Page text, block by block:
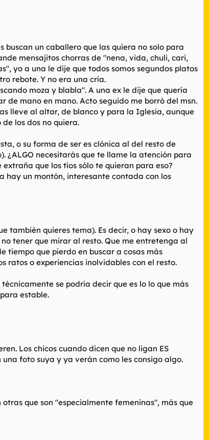
buscan un caballero que las quiera no solo para
mensajitos chorras de "nena, vida, chuli, cari,
yo a una le dije que todos somos segundos platos
rebote. Y no era una cría.
moza y blabla". A una ex le dije que quería
mano en mano. Acto seguido me borró del msn.
lleve al altar, de blanco y para la Iglesia, aunque
los dos no quiera.
o su forma de ser es clónica al del resto de
¿ALGO necesitarás que te llame la atención para
que los tíos sólo te quieran para eso?
hay un montón, interesante contada con los
también quieres tema). Es decir, o hay sexo o hay
tener que mirar al resto. Que me entretenga al
tiempo que pierdo en buscar a cosas más
ratos o experiencias inolvidables con el resto.
se podría decir que es lo lo que más
estable.
Los chicos cuando dicen que no ligan ES
foto suya y ya verán como les consigo algo.
que son "especialmente femeninas", más que